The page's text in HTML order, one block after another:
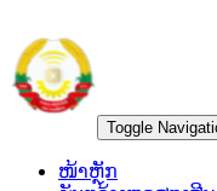
Toggle
ໜ້າຫຼັກ